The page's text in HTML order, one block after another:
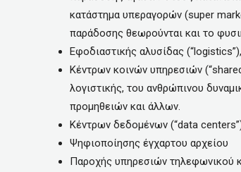
κατάστημα υπεραγορών (super
παράδοσης θεωρούνται και το
Εφοδιαστικής αλυσίδας
Κέντρων κοινών υπηρεσιών
λογιστικής, του ανθρώπινου
προμηθειών και άλλων.
Κέντρων δεδομένων (“data
Ψηφιοποίησης έγχαρτου αρχείου
Παροχής υπηρεσιών τηλεφωνικού